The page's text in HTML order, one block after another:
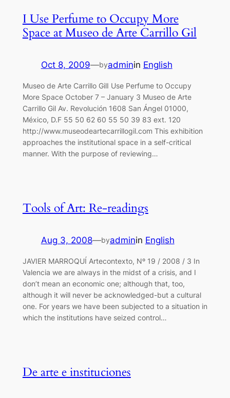
I Use Perfume to Occupy More
Space at Museo de Arte Carrillo Gil
Oct 8, 2009—byadminin English
Museo de Arte Carrillo GilI Use Perfume to Occupy
More Space October 7 – January 3 Museo de Arte
Carrillo Gil Av. Revolución 1608 San Ángel 01000,
México, D.F 55 50 62 60 55 50 39 83 ext. 120
http://www.museodeartecarrillogil.com This exhibition
approaches the institutional space in a self-critical
manner. With the purpose of reviewing…
Tools of Art: Re-readings
Aug 3, 2008—byadminin English
JAVIER MARROQUÍ Artecontexto, Nº 19 / 2008 / 3 In
Valencia we are always in the midst of a crisis, and I
don’t mean an economic one; although that, too,
although it will never be acknowledged-but a cultural
one. For years we have been subjected to a situation in
which the institutions have seized control…
De arte e instituciones